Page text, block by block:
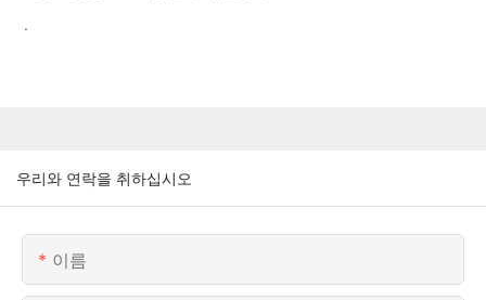
.
우리와 연락을 취하십시오
이름